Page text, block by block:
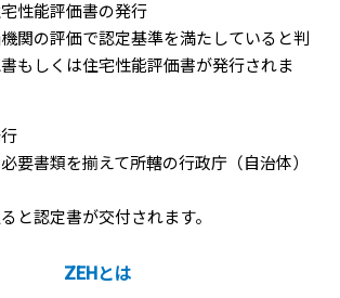
性能評価書の発行
関の評価で認定基準を満たしていると判
もしくは住宅性能評価書が発行されま
要書類を揃えて所轄の行政庁（自治体）
と認定書が交付されます。
ZEHとは